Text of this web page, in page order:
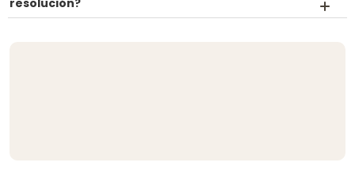
resolución?